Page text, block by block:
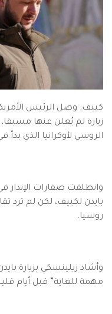
كييف: وصل الرئيس
زيارة لم يُعلن عنها
الروسي لأوكرانيا الذي بدأ في 24 فبراير شباط
وانطلقت صفارات الإنذار في
بايدن لكييف، لكن لم ترد
روسيا.
وأشاد زيلينسكي بزيارة
مهمة للغاية” قبل أيام